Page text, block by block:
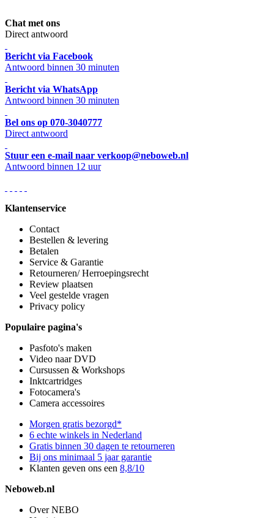
Chat met ons
Direct antwoord
Bericht via Facebook
Antwoord binnen 30 minuten
Bericht via WhatsApp
Antwoord binnen 30 minuten
Bel ons op 070-3040777
Direct antwoord
Stuur een e-mail naar verkoop@neboweb.nl
Antwoord binnen 12 uur
Klantenservice
Contact
Bestellen & levering
Betalen
Service & Garantie
Retourneren/ Herroepingsrecht
Review plaatsen
Veel gestelde vragen
Privacy policy
Populaire pagina's
Pasfoto's maken
Video naar DVD
Cursussen & Workshops
Inktcartridges
Fotocamera's
Camera accessoires
Morgen gratis bezorgd*
6 echte winkels in Nederland
Gratis binnen 30 dagen te retourneren
Bij ons minimaal 5 jaar garantie
Klanten geven ons een 8,8/10
Neboweb.nl
Over NEBO